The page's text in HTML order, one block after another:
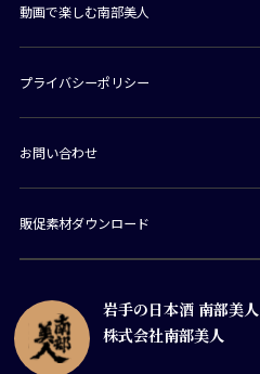
岩手の日本酒 南部美人
株式会社南部美人
動画で楽しむ南部美人
プライバシーポリシー
お問い合わせ
販促素材ダウンロード